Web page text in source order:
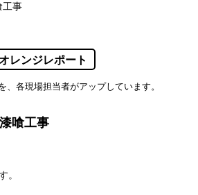
事
レンジレポート
、各現場担当者がアップしています。
喰工事
。